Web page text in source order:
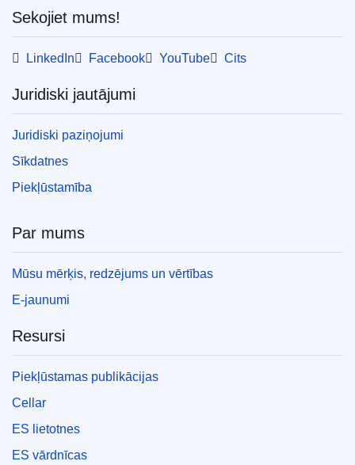
Sekojiet mums!
LinkedIn Facebook YouTube Cits
Juridiski jautājumi
Juridiski paziņojumi
Sīkdatnes
Piekļūstamība
Par mums
Mūsu mērķis, redzējums un vērtības
E-jaunumi
Resursi
Piekļūstamas publikācijas
Cellar
ES lietotnes
ES vārdnīcas